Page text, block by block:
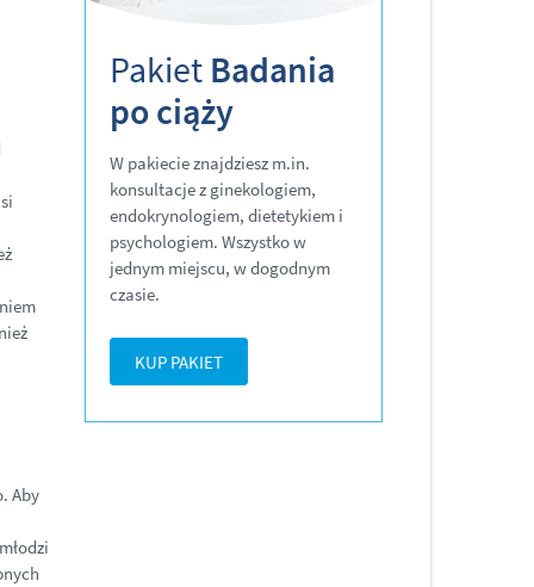
Aby
Pakiet Badania
po ciąży
W pakiecie znajdziesz m.in.
konsultacje z ginekologiem,
endokrynologiem, dietetykiem i
psychologiem. Wszystko w
jednym miejscu, w dogodnym
czasie.
KUP PAKIET